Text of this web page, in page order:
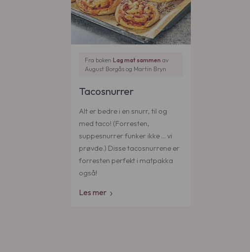
Fra boken Lag mat sammen av
August Borgås og Martin Bryn
Tacosnurrer
Alt er bedre i en snurr, til og
med taco! (Forresten,
suppesnurrer funker ikke … vi
prøvde.) Disse tacosnurrene er
forresten perfekt i matpakka
også!
Les mer